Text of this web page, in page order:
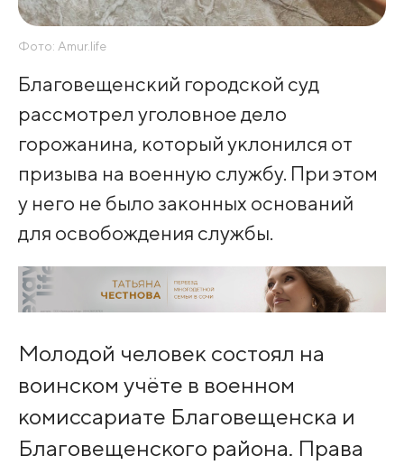
Фото: Amur.life
Благовещенский городской суд
рассмотрел уголовное дело
горожанина, который уклонился от
призыва на военную службу. При этом
у него не было законных оснований
для освобождения службы.
Молодой человек состоял на
воинском учёте в военном
комиссариате Благовещенска и
Благовещенского района. Права